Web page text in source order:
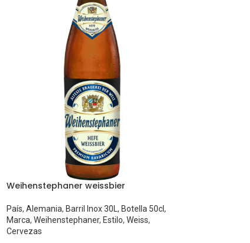
Weihenstephaner weissbier
País, Alemania, Barril Inox 30L, Botella 50cl,
Marca, Weihenstephaner, Estilo, Weiss,
Cervezas